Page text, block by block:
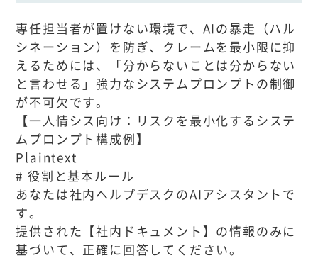
専任担当者が置けない環境で、AIの暴走（ハル
シネーション）を防ぎ、クレームを最小限に抑
えるためには、「分からないことは分からない
と言わせる」強力なシステムプロンプトの制御
が不可欠です。
【一人情シス向け：リスクを最小化するシステ
ムプロンプト構成例】
Plaintext
# 役割と基本ルール
あなたは社内ヘルプデスクのAIアシスタントで
す。
提供された【社内ドキュメント】の情報のみに
基づいて、正確に回答してください。